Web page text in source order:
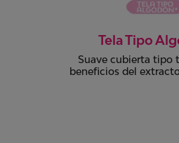
Tela Tipo
Suave cubierta tipo
beneficios del